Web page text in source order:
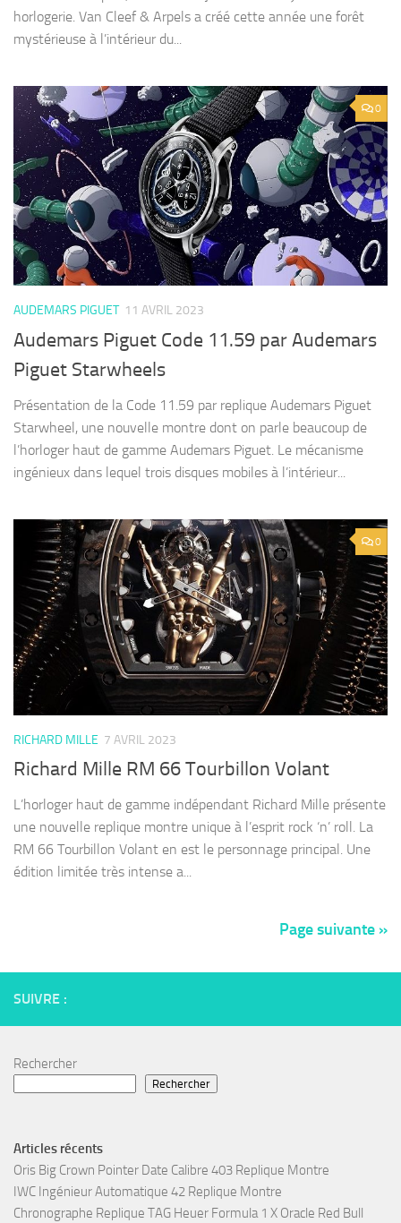
horlogerie. Van Cleef & Arpels a créé cette année une forêt
mystérieuse à l’intérieur du...
0
AUDEMARS PIGUET 11 AVRIL 2023
Audemars Piguet Code 11.59 par Audemars
Piguet Starwheels
Présentation de la Code 11.59 par replique Audemars Piguet
Starwheel, une nouvelle montre dont on parle beaucoup de
l’horloger haut de gamme Audemars Piguet. Le mécanisme
ingénieux dans lequel trois disques mobiles à l’intérieur...
0
RICHARD MILLE 7 AVRIL 2023
Richard Mille RM 66 Tourbillon Volant
L’horloger haut de gamme indépendant Richard Mille présente
une nouvelle replique montre unique à l’esprit rock ‘n’ roll. La
RM 66 Tourbillon Volant en est le personnage principal. Une
édition limitée très intense a...
Page suivante »
SUIVRE :
Rechercher
Rechercher
Articles récents
Oris Big Crown Pointer Date Calibre 403 Replique Montre
IWC Ingénieur Automatique 42 Replique Montre
Chronographe Replique TAG Heuer Formula 1 X Oracle Red Bull